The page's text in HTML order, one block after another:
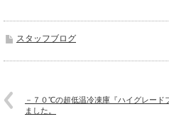
スタッフブログ
－７０℃の超低温冷凍庫『ハイグレード
ました。